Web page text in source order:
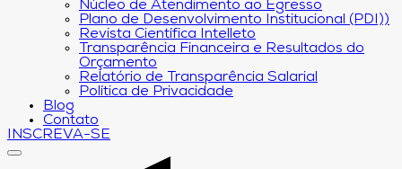
Núcleo de Atendimento ao Egresso
Plano de Desenvolvimento Institucional (PDI))
Revista Científica Intelleto
Transparência Financeira e Resultados do
Orçamento
Relatório de Transparência Salarial
Política de Privacidade
Blog
Contato
INSCREVA-SE